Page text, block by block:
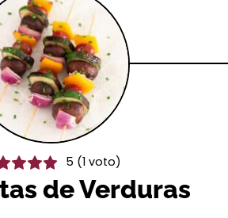
5 (1 voto)
de Verduras